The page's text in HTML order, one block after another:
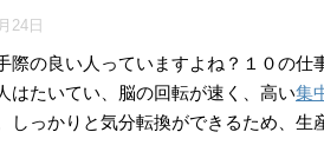
24日
際の良い人っていますよね？１０の
はたいてい、脳の回転が速く、高い集
しっかりと気分転換ができるため、